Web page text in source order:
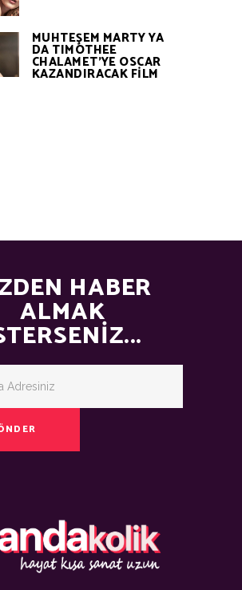
MUHTEŞEM MARTY YA
DA TIMOTHEE
CHALAMET’YE OSCAR
KAZANDIRACAK FİLM
HABER
ALMAK